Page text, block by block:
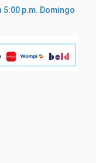
5:00 p.m. Domingo